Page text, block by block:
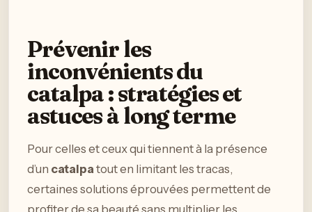
Prévenir les
inconvénients du
catalpa : stratégies et
astuces à long terme
Pour celles et ceux qui tiennent à la présence
d’un catalpatout en limitant les tracas,
certaines solutions éprouvées permettent de